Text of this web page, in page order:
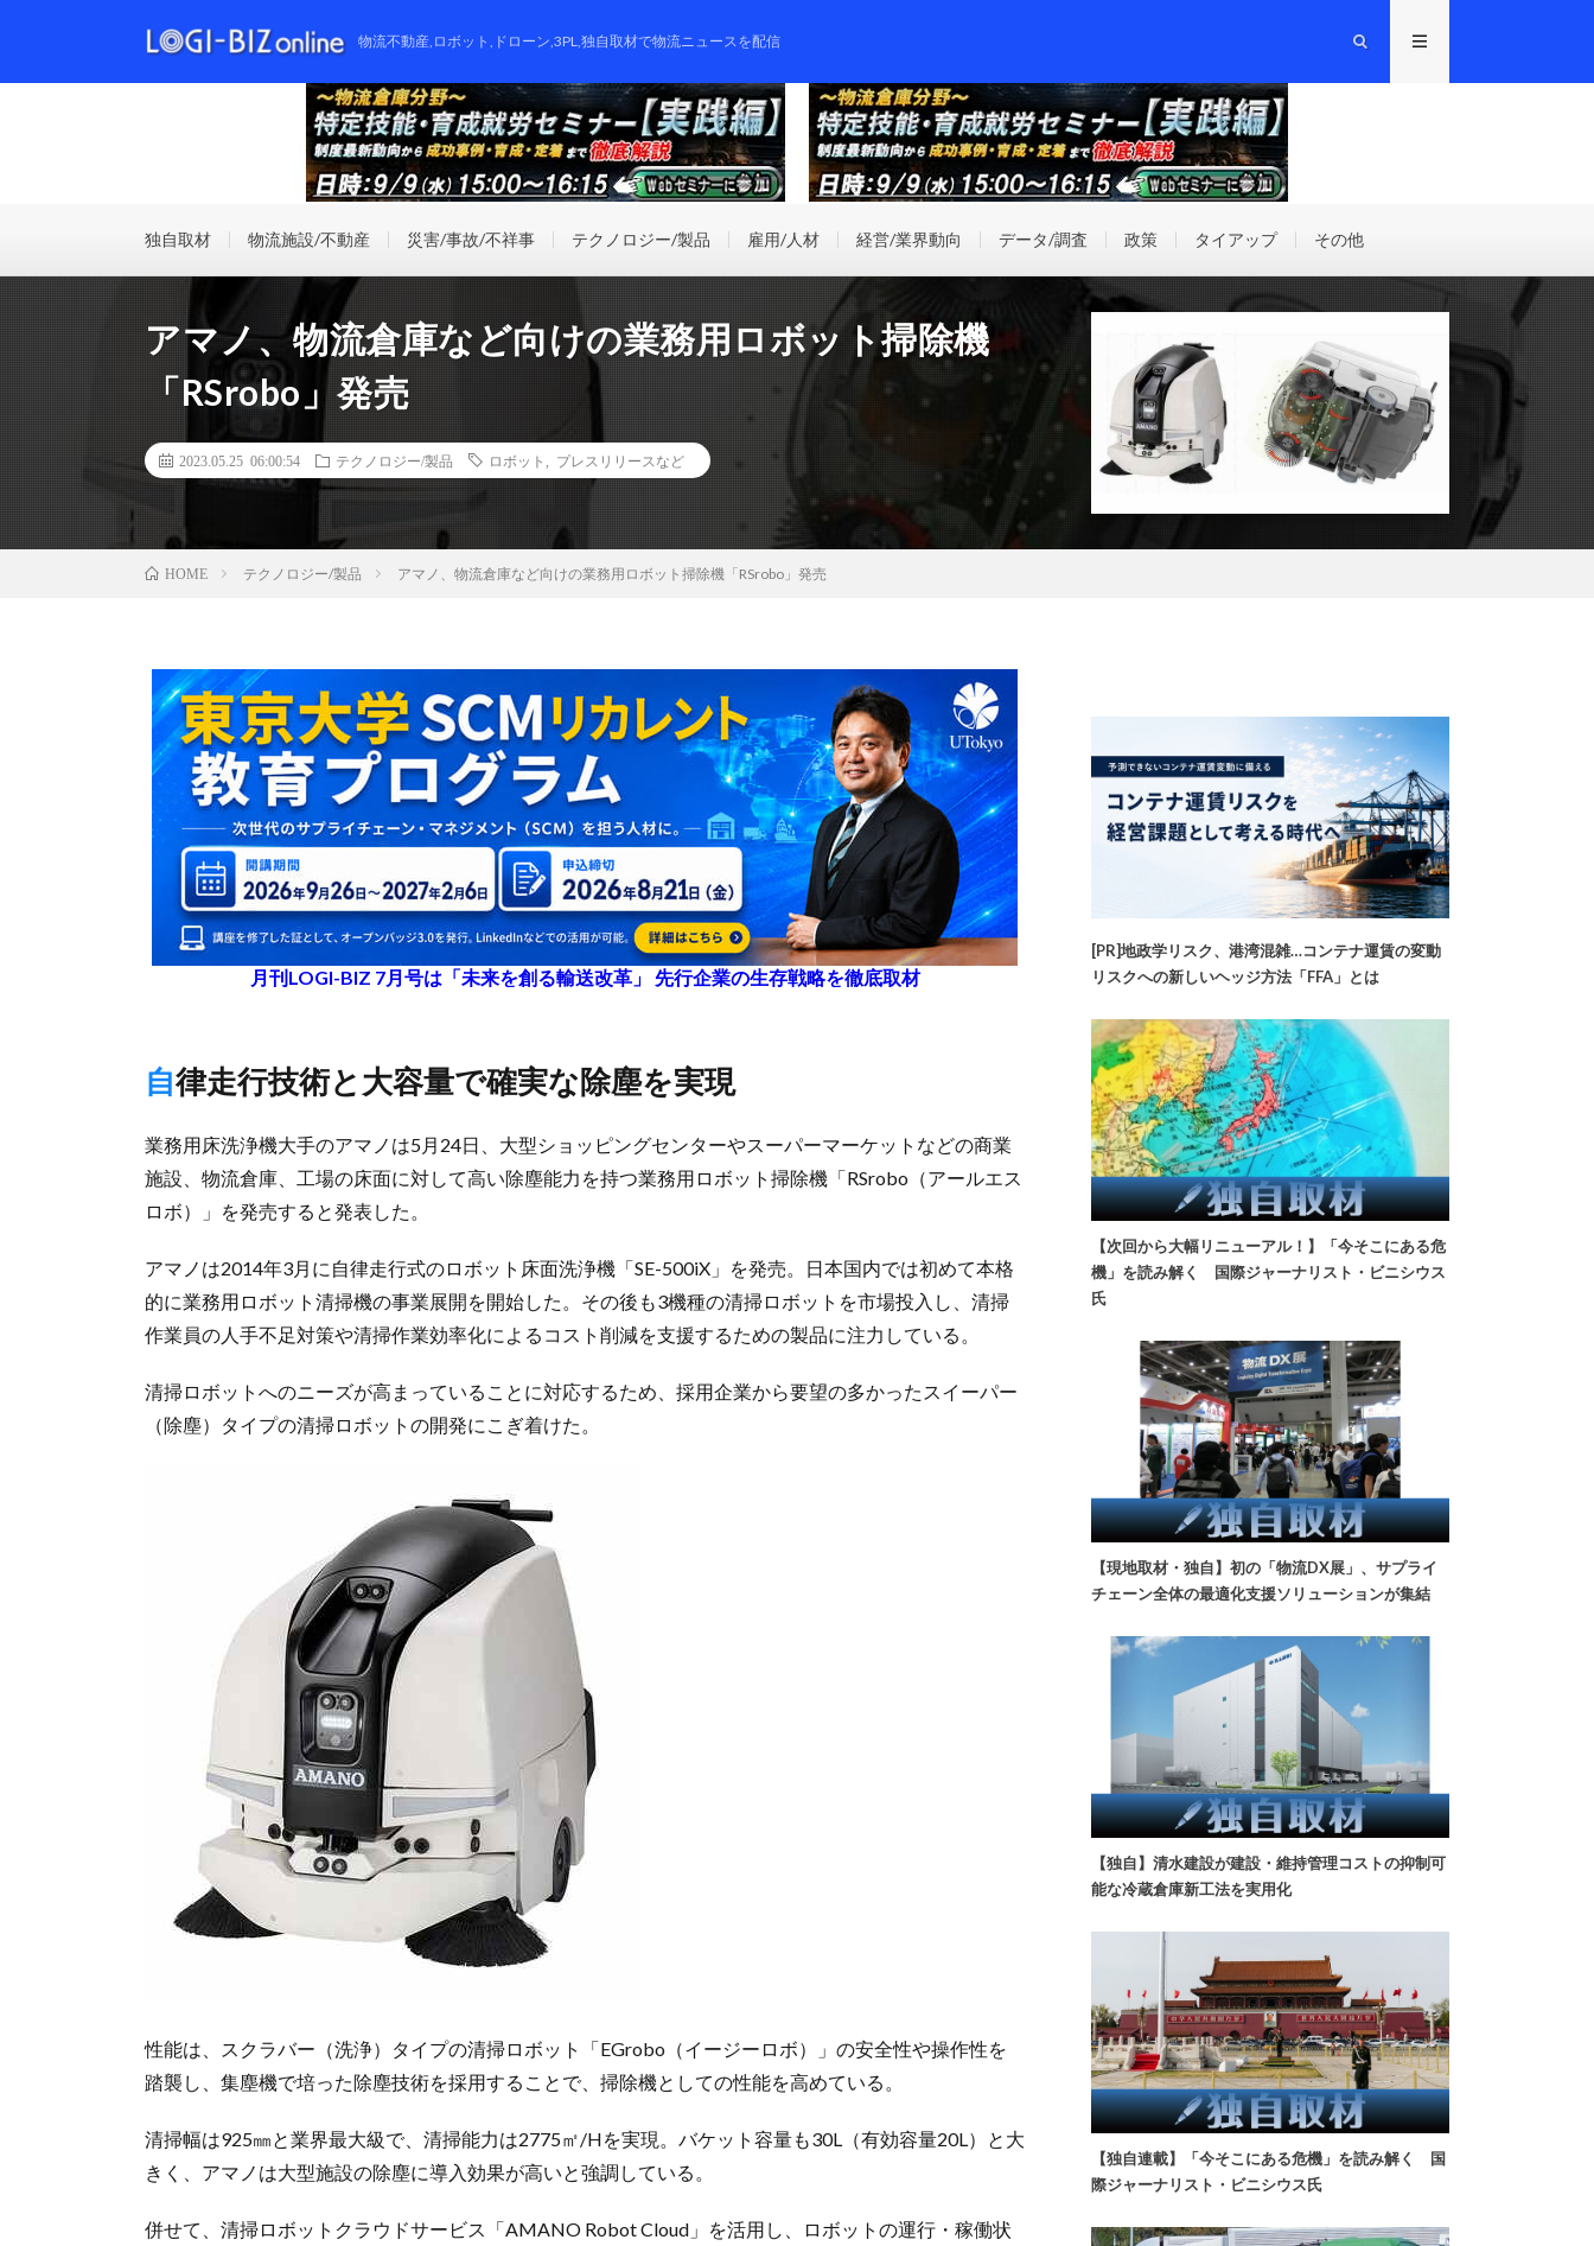
物流不動産,ロボット,ドローン,3PL,独自取材で物流ニュースを配信
独自取材 物流施設/不動産 災害/事故/不祥事 テクノロジー/製品 雇用/人材 経営/業界動向 データ/調査 政策 タイアップ その他
アマノ、物流倉庫など向けの業務用ロボット掃除機
「RSrobo」発売
2023.05.25 06:00:54 テクノロジー/製品 ロボット プレスリリースなど
HOME テクノロジー/製品 アマノ、物流倉庫など向けの業務用ロボット掃除機「RSrobo」発売
月刊LOGI-BIZ 7月号は「未来を創る輸送改革」 先行企業の生存戦略を徹底取材
自律走行技術と大容量で確実な除塵を実現
業務用床洗浄機大手のアマノは5月24日、大型ショッピングセンターやスーパーマーケットなどの商業
施設、物流倉庫、工場の床面に対して高い除塵能力を持つ業務用ロボット掃除機「RSrobo（アールエス
ロボ）」を発売すると発表した。
アマノは2014年3月に自律走行式のロボット床面洗浄機「SE-500iX」を発売。日本国内では初めて本格
的に業務用ロボット清掃機の事業展開を開始した。その後も3機種の清掃ロボットを市場投入し、清掃
作業員の人手不足対策や清掃作業効率化によるコスト削減を支援するための製品に注力している。
清掃ロボットへのニーズが高まっていることに対応するため、採用企業から要望の多かったスイーパー
（除塵）タイプの清掃ロボットの開発にこぎ着けた。
性能は、スクラバー（洗浄）タイプの清掃ロボット「EGrobo（イージーロボ）」の安全性や操作性を
踏襲し、集塵機で培った除塵技術を採用することで、掃除機としての性能を高めている。
清掃幅は925㎜と業界最大級で、清掃能力は2775㎡/Hを実現。バケット容量も30L（有効容量20L）と大
きく、アマノは大型施設の除塵に導入効果が高いと強調している。
併せて、清掃ロボットクラウドサービス「AMANO Robot Cloud」を活用し、ロボットの運行・稼働状
[PR]地政学リスク、港湾混雑…コンテナ運賃の変動
リスクへの新しいヘッジ方法「FFA」とは
【次回から大幅リニューアル！】「今そこにある危
機」を読み解く 国際ジャーナリスト・ビニシウス
氏
【現地取材・独自】初の「物流DX展」、サプライ
チェーン全体の最適化支援ソリューションが集結
【独自】清水建設が建設・維持管理コストの抑制可
能な冷蔵倉庫新工法を実用化
【独自連載】「今そこにある危機」を読み解く 国
際ジャーナリスト・ビニシウス氏